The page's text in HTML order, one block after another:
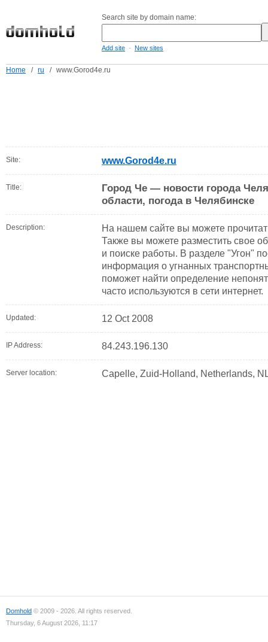
Search site by domain name:
Add site - New sites
Home / ru / www.Gorod4e.ru
Site: www.Gorod4e.ru
Title:
Город Че — новости города
области, погода в Челябинске
Description:
На нашем сайте вы можете
Также вы можете разместить свое
и поиске работы. В разделе "Угон"
информация о угнанных
поможет найти определение
часто используются в сети интернет.
Updated: 12 Oct 2008
IP Address: 84.243.196.130
Server location: Capelle, Zuid-Holland, Netherlands,
Domhold © 2009 - 2026. All rights reserved.
Thursday, 6 August 2026, 11:17